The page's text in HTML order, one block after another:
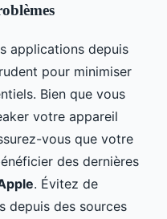
applications depuis
pour minimiser
Bien que vous
votre appareil
vous que votre
des dernières
. Évitez de
depuis des sources